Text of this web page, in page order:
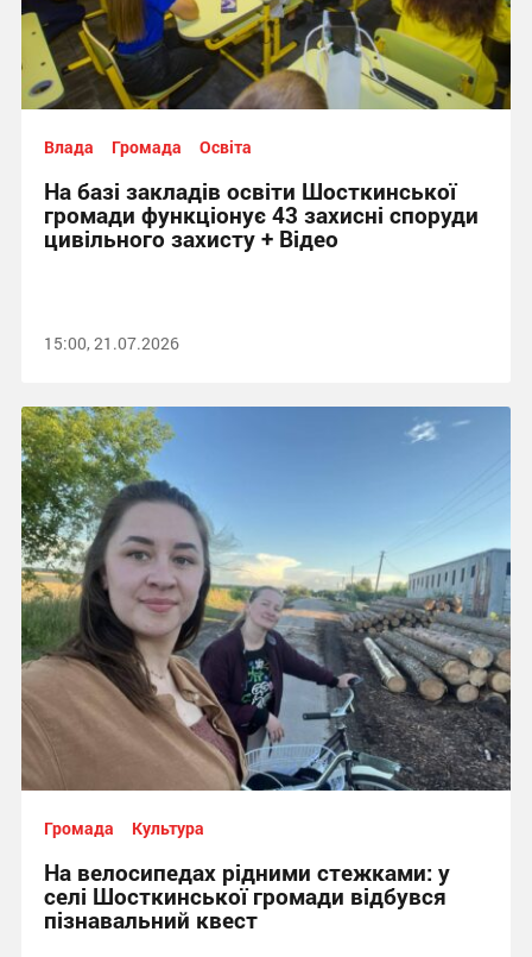
Влада Громада Освіта
На базі закладів освіти Шосткинської
громади функціонує 43 захисні споруди
цивільного захисту + Відео
15:00, 21.07.2026
Громада Культура
На велосипедах рідними стежками: у
селі Шосткинської громади відбувся
пізнавальний квест